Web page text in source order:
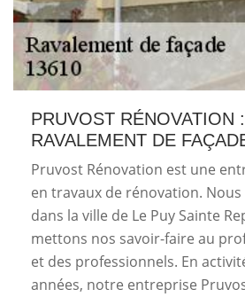
PRUVOST RÉNOVATION
RAVALEMENT DE
Pruvost Rénovation est une
en travaux de rénovation.
dans la ville de Le Puy Sainte
mettons nos savoir-faire au
et des professionnels. En
années, notre entreprise